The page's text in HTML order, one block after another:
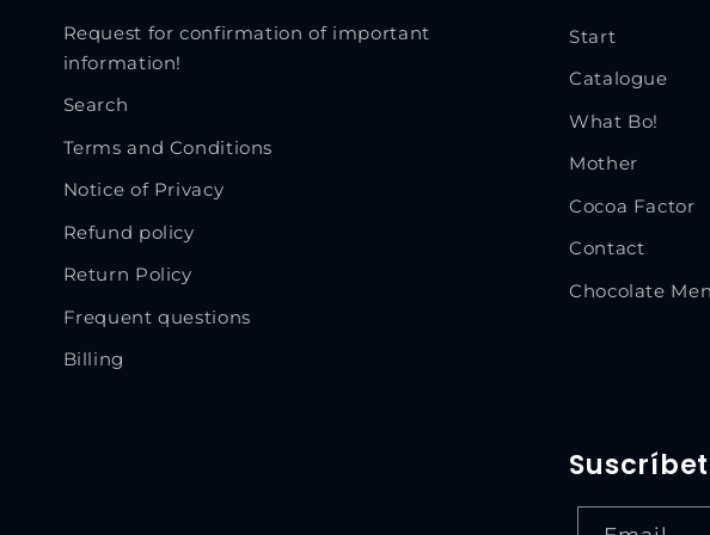
Request for confirmation of important
information!
Search
Terms and Conditions
Notice of Privacy
Refund policy
Return Policy
Frequent questions
Billing
Start
Catalogue
What Bo!
Mother
Cocoa Factor
Contact
Chocolate